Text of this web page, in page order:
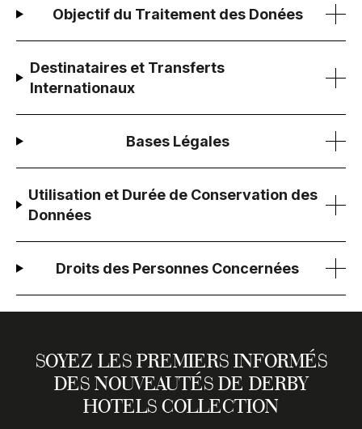
Objectif du Traitement des Donées
Destinataires et Transferts
Internationaux
Bases Légales
Utilisation et Durée de Conservation des
Données
Droits des Personnes Concernées
SOYEZ LES PREMIERS INFORMÉS
DES NOUVEAUTÉS DE DERBY
HOTELS COLLECTION